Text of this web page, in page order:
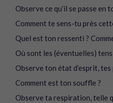
Observe ce qu’il se passe en
Comment te sens-tu près
Quel est ton ressenti ?
Où sont les (éventuelles)
Observe ton état d’esprit, tes
Comment est ton souffle ?
Observe ta respiration, telle